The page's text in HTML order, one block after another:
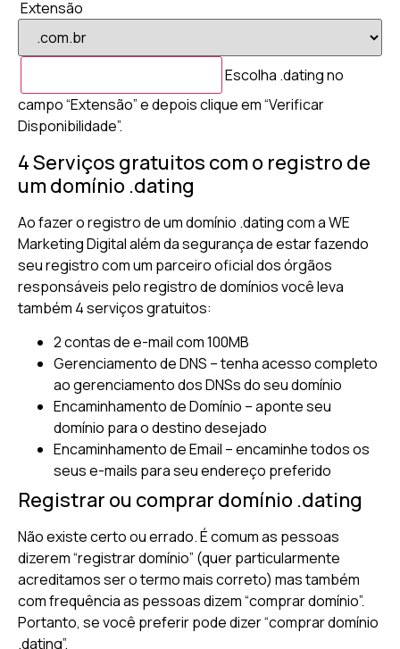
Extensão
Escolha .dating no
campo “Extensão” e depois clique em “Verificar
Disponibilidade”.
4 Serviços gratuitos com o registro de
um domínio .dating
Ao fazer o registro de um domínio .dating com a WE
Marketing Digital além da segurança de estar fazendo
seu registro com um parceiro oficial dos órgãos
responsáveis pelo registro de domínios você leva
também 4 serviços gratuitos:
2 contas de e-mail com 100MB
Gerenciamento de DNS – tenha acesso completo
ao gerenciamento dos DNSs do seu domínio
Encaminhamento de Domínio – aponte seu
domínio para o destino desejado
Encaminhamento de Email – encaminhe todos os
seus e-mails para seu endereço preferido
Registrar ou comprar domínio .dating
Não existe certo ou errado. É comum as pessoas
dizerem “registrar domínio” (quer particularmente
acreditamos ser o termo mais correto) mas também
com frequência as pessoas dizem “comprar domínio”.
Portanto, se você preferir pode dizer “comprar domínio
.dating”.